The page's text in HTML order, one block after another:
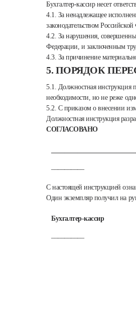
Бухгалтер-кассир несет
4.1. За ненадлежащее
законодательством
4.2. За нарушения,
Федерации, и заключенным
4.3. За причинение
5. ПОРЯДОК
5.1. Должностная инструкция
необходимости, но не реже
5.2. С приказом о внесении
Должностная инструкция
СОГЛАСОВАНО
С настоящей инструкцией
Один экземпляр получил на
Бухгалтер-кассир